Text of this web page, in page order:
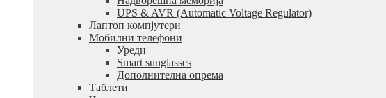
UPS & AVR (Automatic Voltage Regulator)
Лаптоп компјутери
Мобилни телефони
Уреди
Smart sunglasses
Дополнителна опрема
Таблети